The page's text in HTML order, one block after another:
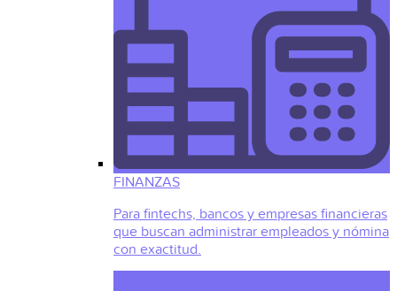
FINANZAS
Para fintechs, bancos y empresas financieras
que buscan administrar empleados y nómina
con exactitud.